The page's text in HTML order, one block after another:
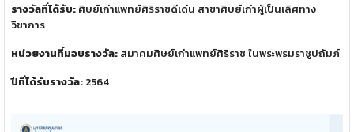
รางวัลที่ได้รับ: ศิษย์เก่าแพทย์ศิริราชดีเด่น สาขาศิษย์เก่าผู้เป็นเลิศทาง
วิชาการ
หน่วยงานที่มอบรางวัล: สมาคมศิษย์เก่าแพทย์ศิริราช ในพระพรมราชูปถัมภ์
ปีที่ได้รับรางวัล: 2564